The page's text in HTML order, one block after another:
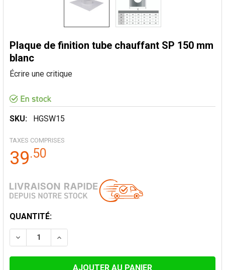
Plaque de finition tube chauffant SP 150 mm
blanc
Écrire une critique
SKU: HGSW15
TAXES COMPRISES
39.50
STOCK
ACTUEL:
QUANTITÉ:
DIMINUER LA QUANTITÉ DE PLAQUE DE FINITION
AUGMENTER LA QUANTITÉ DE PLAQUE DE